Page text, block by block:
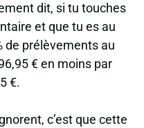
dit, si tu touches
et que tu es au
de prélèvements au
€ en moins par
€.
c’est que cette